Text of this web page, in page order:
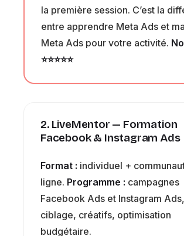
la première session. C’est la
entre apprendre Meta Ads et
Meta Ads pour votre activité.
⭐⭐⭐⭐⭐
2. LiveMentor — Formation
Facebook & Instagram Ads
Format : individuel +
ligne. Programme : campagnes
Facebook Ads et Instagram Ads,
ciblage, créatifs, optimisation
budgétaire.